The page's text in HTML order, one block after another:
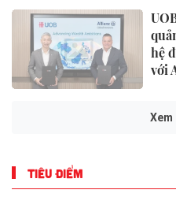
hệ
với
Xem
TIÊU ĐIỂM